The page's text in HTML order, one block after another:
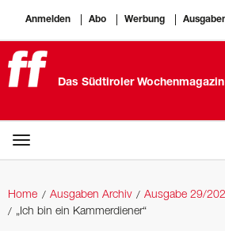
Anmelden Abo Werbung
Das Südtiroler Wochenmagazin
Home Ausgaben Archiv
Ausgabe 29/
„Ich bin ein Kammerdiener“